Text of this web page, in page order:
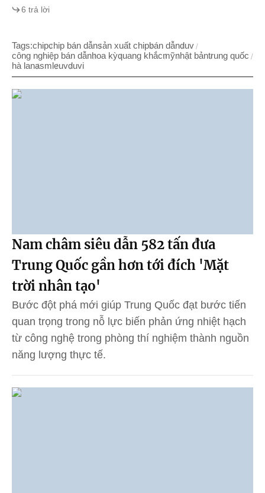
6 trả lời
Tags:chipchip bán dẫnsản xuất chipbán dẫnduv
công nghiệp bán dẫnhoa kỳquang khắcmỹnhật bảntrung quốc
hà lanasmleuvduvi
Nam châm siêu dẫn 582 tấn đưa
Trung Quốc gần hơn tới đích 'Mặt
trời nhân tạo'
Bước đột phá mới giúp Trung Quốc đạt bước tiến
quan trọng trong nỗ lực biến phản ứng nhiệt hạch
từ công nghệ trong phòng thí nghiệm thành nguồn
năng lượng thực tế.